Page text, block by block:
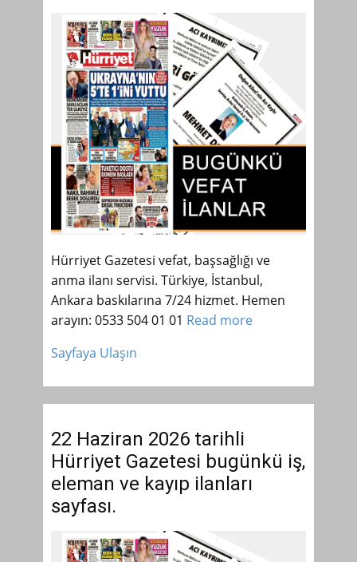
Hürriyet Gazetesi vefat, başsağlığı ve
anma ilanı servisi. Türkiye, İstanbul,
Ankara baskılarına 7/24 hizmet. Hemen
arayın: 0533 504 01 01 Read more
Sayfaya Ulaşın
22 Haziran 2026 tarihli
Hürriyet Gazetesi bugünkü iş,
eleman ve kayıp ilanları
sayfası.